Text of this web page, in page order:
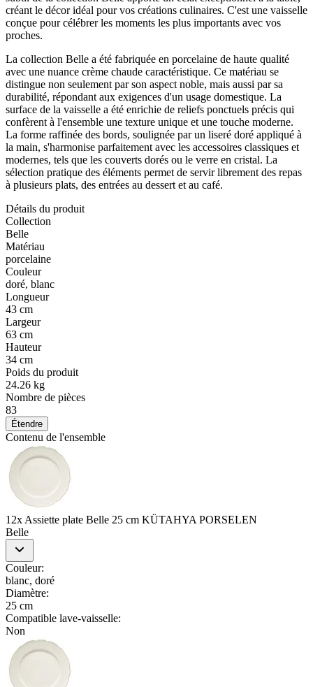
créant le décor idéal pour vos créations culinaires. C'est une vaisselle
conçue pour célébrer les moments les plus importants avec vos
proches.
La collection Belle a été fabriquée en porcelaine de haute qualité
avec une nuance crème chaude caractéristique. Ce matériau se
distingue non seulement par son aspect noble, mais aussi par sa
durabilité, répondant aux exigences d'un usage domestique. La
surface de la vaisselle a été enrichie de reliefs ponctuels précis qui
confèrent à l'ensemble une texture unique et une touche moderne.
La forme raffinée des bords, soulignée par un liseré doré appliqué à
la main, s'harmonise parfaitement avec les accessoires classiques et
modernes, tels que les couverts dorés ou le verre en cristal. La
sélection pratique des éléments permet de servir librement des repas
à plusieurs plats, des entrées au dessert et au café.
Détails du produit
Collection
Belle
Matériau
porcelaine
Couleur
doré, blanc
Longueur
43 cm
Largeur
63 cm
Hauteur
34 cm
Poids du produit
24.26 kg
Nombre de pièces
83
Étendre
Contenu de l'ensemble
12x Assiette plate Belle 25 cm KÜTAHYA PORSELEN
Belle
Couleur:
blanc, doré
Diamètre:
25 cm
Compatible lave-vaisselle:
Non